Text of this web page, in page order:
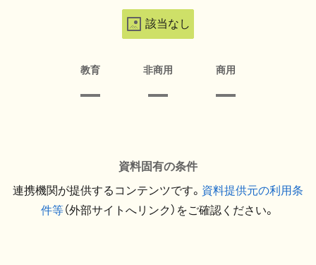
該当なし
教育 非商用 商用
資料固有の条件
連携機関が提供するコンテンツです。 資料提供元の利用条
件等（外部サイトへリンク）をご確認ください。